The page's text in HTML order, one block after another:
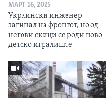
МАРТ 16, 2025
Украински инженер
загинал на фронтот, но од
негови скици се роди ново
детско игралиште